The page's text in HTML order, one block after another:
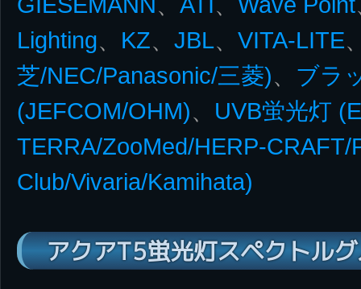
Lighting、 KZ、 JBL、 VITA-LITE
芝/NEC/Panasonic/三菱)、 ブラ
(JEFCOM/OHM)、 UVB蛍光灯
TERRA/ZooMed/HERP-CRAFT/
Club/Vivaria/Kamihata)
アクアT5蛍光灯スペクトル